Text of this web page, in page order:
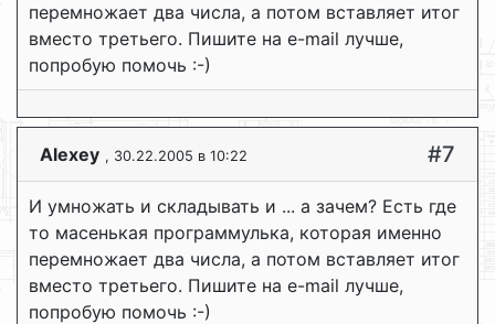
перемножает два числа, а потом вставляет итог
вместо третьего. Пишите на e-mail лучше,
попробую помочь :-)
Alexey , 30.22.2005 в 10:22 #7
И умножать и складывать и ... а зачем? Есть где
то масенькая программулька, которая именно
перемножает два числа, а потом вставляет итог
вместо третьего. Пишите на e-mail лучше,
попробую помочь :-)